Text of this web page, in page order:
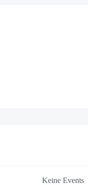
Keine Events